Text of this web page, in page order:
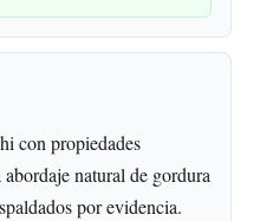
con propiedades
natural de gordura
por evidencia.